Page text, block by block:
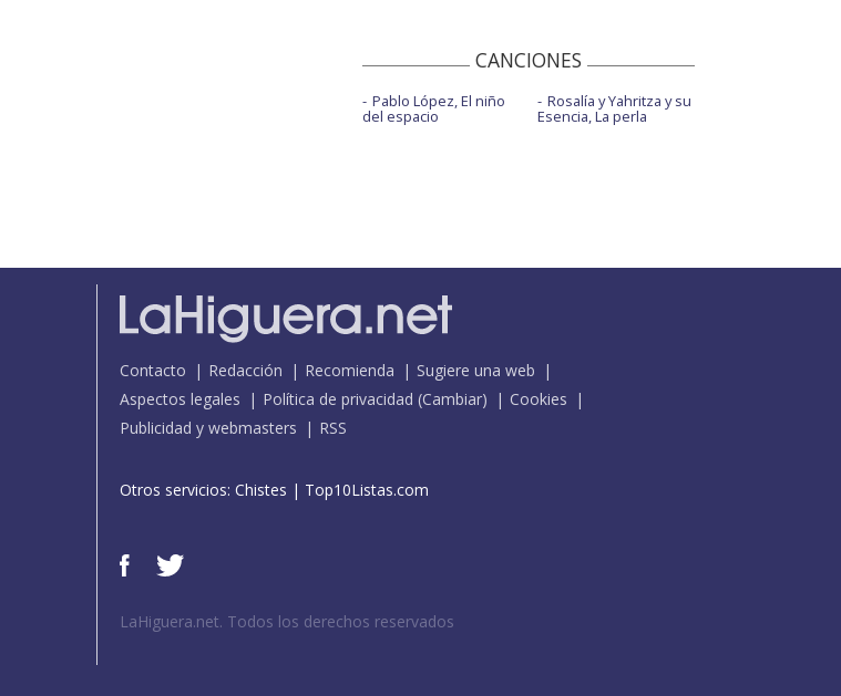
CANCIONES
Pablo López, El niño
del espacio
Rosalía y Yahritza y su
Esencia, La perla
Contacto Redacción Recomienda
Sugiere una web
Aspectos legales
Política de privacidad (Cambiar)
Cookies
Publicidad y webmasters
RSS
Otros servicios: Chistes | Top10Listas.com
LaHiguera.net. Todos los derechos reservados